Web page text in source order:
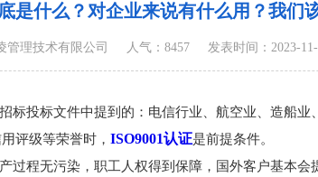
是什么？对企业来说有什么用？我们
管理技术有限公司 人气：8457 发表时间：2023-
投标文件中提到的：电信行业、航空业、造船
评级等荣誉时， ISO9001认证是前提条件。
程无污染，职工人权得到保障，国外客户基本会